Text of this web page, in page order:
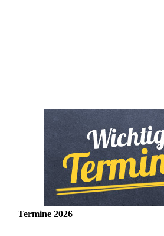
Termine 2026